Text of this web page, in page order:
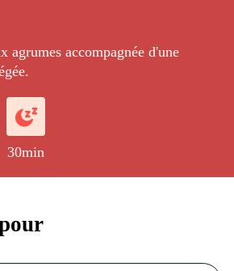
agrumes accompagnée d'une
30min